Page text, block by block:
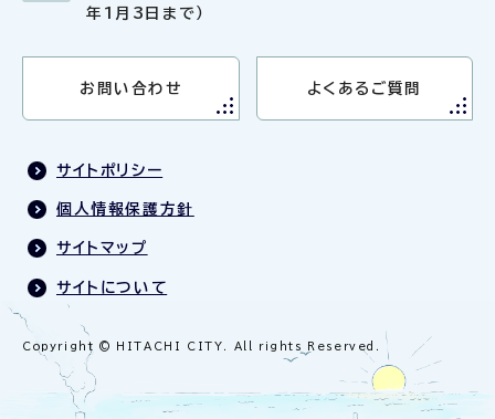
年1月3日まで）
お問い合わせ よくあるご質問
サイトポリシー
個人情報保護方針
サイトマップ
サイトについて
Copyright © HITACHI CITY. All rights Reserved.